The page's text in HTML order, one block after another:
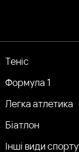
Теніс
Формула 1
Легка атлетика
Біатлон
Інші види спорту